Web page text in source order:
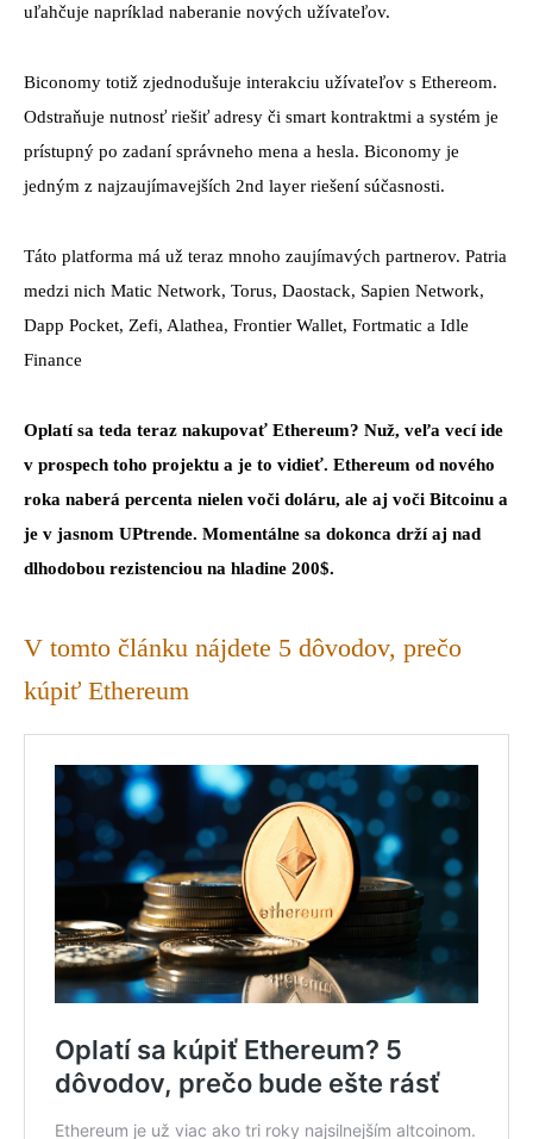
uľahčuje napríklad naberanie nových užívateľov.
Biconomy totiž zjednodušuje interakciu užívateľov s Ethereom.
Odstraňuje nutnosť riešiť adresy či smart kontraktmi a systém je
prístupný po zadaní správneho mena a hesla. Biconomy je
jedným z najzaujímavejších 2nd layer riešení súčasnosti.
Táto platforma má už teraz mnoho zaujímavých partnerov. Patria
medzi nich Matic Network, Torus, Daostack, Sapien Network,
Dapp Pocket, Zefi, Alathea, Frontier Wallet, Fortmatic a Idle
Finance
Oplatí sa teda teraz nakupovať Ethereum? Nuž, veľa vecí ide
v prospech toho projektu a je to vidieť. Ethereum od nového
roka naberá percenta nielen voči doláru, ale aj voči Bitcoinu a
je v jasnom UPtrende. Momentálne sa dokonca drží aj nad
dlhodobou rezistenciou na hladine 200$.
V tomto článku nájdete 5 dôvodov, prečo
kúpiť Ethereum